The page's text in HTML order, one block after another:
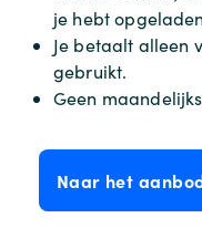
je hebt
Je betaalt alleen
gebruikt.
Geen
Naar het